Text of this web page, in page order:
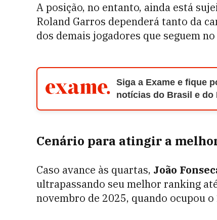
A posição, no entanto, ainda está
Roland Garros dependerá tanto da
dos demais jogadores que seguem
Siga a Exame e fique
notícias do Brasil e do
Cenário para atingir a
Caso avance às quartas, João
ultrapassando seu melhor ranking
novembro de 2025, quando ocupou o